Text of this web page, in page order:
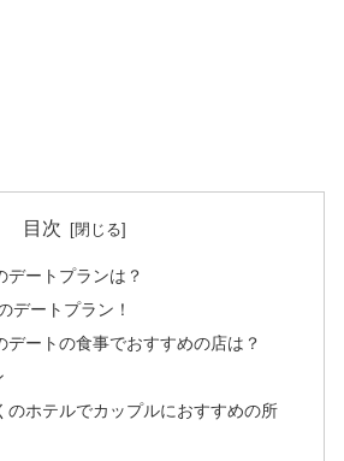
目次
デートプランは？
デートプラン！
デートの食事でおすすめの店は？
のホテルでカップルにおすすめの所